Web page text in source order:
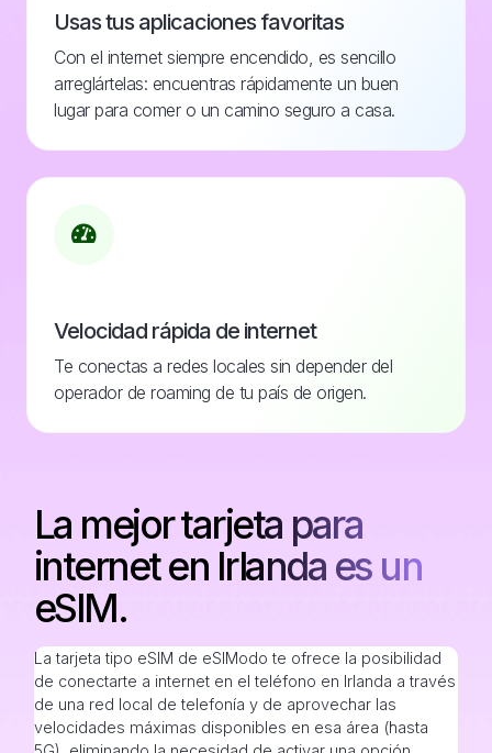
Usas tus aplicaciones favoritas
Con el internet siempre encendido, es sencillo
arreglártelas: encuentras rápidamente un buen
lugar para comer o un camino seguro a casa.
Velocidad rápida de internet
Te conectas a redes locales sin depender del
operador de roaming de tu país de origen.
La mejor tarjeta para
internet en Irlanda es un
eSIM.
La tarjeta tipo eSIM de eSIModo te ofrece la posibilidad
de conectarte a internet en el teléfono en Irlanda a través
de una red local de telefonía y de aprovechar las
velocidades máximas disponibles en esa área (hasta